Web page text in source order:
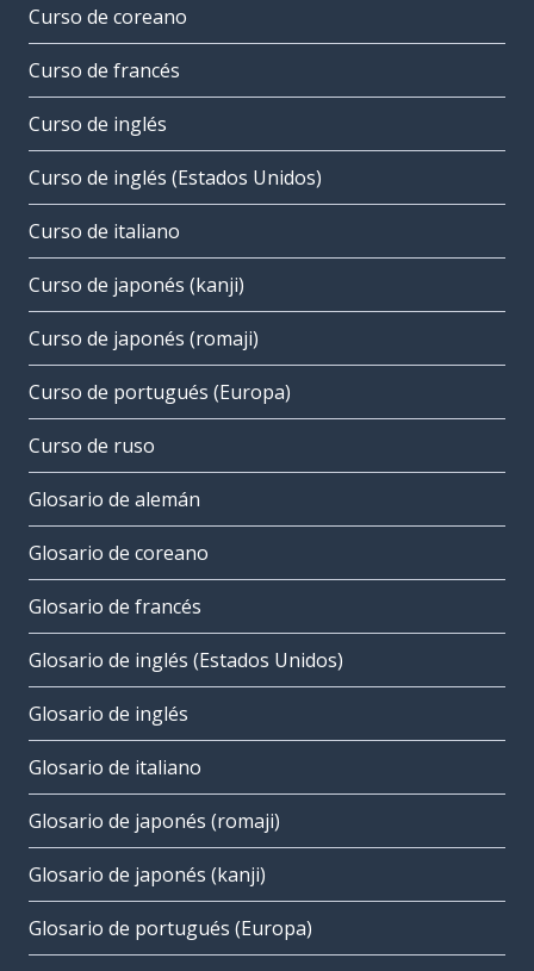
Curso de coreano
Curso de francés
Curso de inglés
Curso de inglés (Estados Unidos)
Curso de italiano
Curso de japonés (kanji)
Curso de japonés (romaji)
Curso de portugués (Europa)
Curso de ruso
Glosario de alemán
Glosario de coreano
Glosario de francés
Glosario de inglés (Estados Unidos)
Glosario de inglés
Glosario de italiano
Glosario de japonés (romaji)
Glosario de japonés (kanji)
Glosario de portugués (Europa)